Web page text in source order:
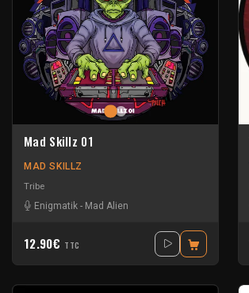
Mad Skillz 01
MAD SKILLZ
Tribe
Enigmatik - Mad Alien
12.90€ TTC